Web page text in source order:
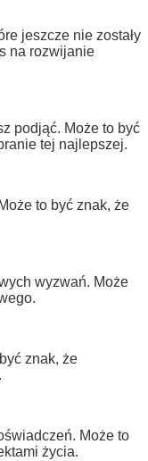
jeszcze nie zostały
na rozwijanie
podjąć. Może to być
tej najlepszej.
to być znak, że
wyzwań. Może
znak, że
Może to
życia.